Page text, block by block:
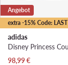
extra -15% Code: LAST
Angebot
adidas
Aktueller Preis
98,99€